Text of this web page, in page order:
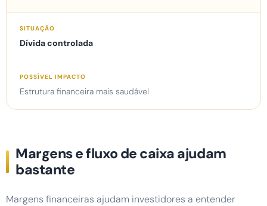
Dívida controlada
Estrutura financeira mais saudável
Margens e fluxo de caixa ajudam
bastante
Margens financeiras ajudam investidores a entender